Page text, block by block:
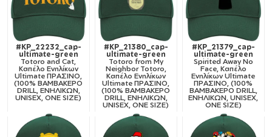
#KP_22232_cap-
ultimate-green
Totoro and Cat,
Καπέλο Ενηλίκων
Ultimate ΠΡΑΣΙΝΟ,
(100% ΒΑΜΒΑΚΕΡΟ
DRILL, ΕΝΗΛΙΚΩΝ,
UNISEX, ONE SIZE)
#KP_21380_cap-
ultimate-green
Totoro from My
Neighbor Totoro,
Καπέλο Ενηλίκων
Ultimate ΠΡΑΣΙΝΟ,
(100% ΒΑΜΒΑΚΕΡΟ
DRILL, ΕΝΗΛΙΚΩΝ,
UNISEX, ONE SIZE)
#KP_21379_cap-
ultimate-green
Spirited Away No
Face, Καπέλο
Ενηλίκων Ultimate
ΠΡΑΣΙΝΟ, (100%
ΒΑΜΒΑΚΕΡΟ DRILL,
ΕΝΗΛΙΚΩΝ, UNISEX,
ONE SIZE)